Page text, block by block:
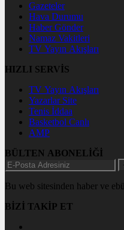
Gazeteler
Hava Durumu
Haber Gönder
Namaz Vakitleri
TV Yayın Akışları
HIZLI SERVİS
TV Yayın Akışları
Yazarlar Site
Tenis İddaa
Basketbol Canlı
AMP
BÜLTEN ABONELİĞİ
Bu web sitesinden haber ve
BİZİ TAKİP ET